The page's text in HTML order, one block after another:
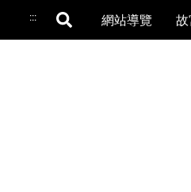
::: 網站導覽